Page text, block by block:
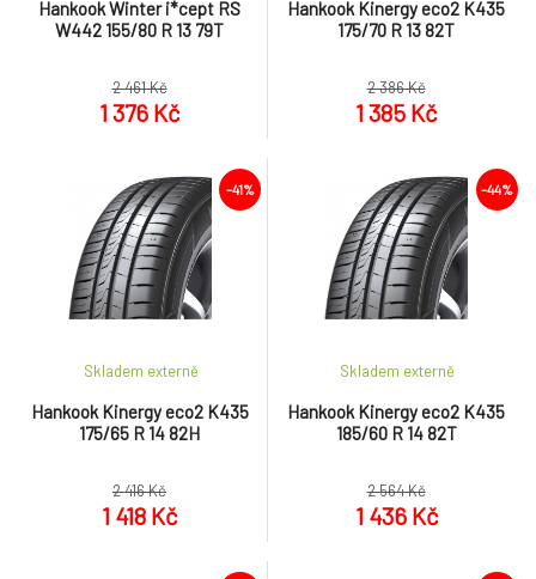
Hankook Winter i*cept RS
W442 155/80 R 13 79T
2 461 Kč
1 376 Kč
Hankook Kinergy eco2 K435
175/70 R 13 82T
2 386 Kč
1 385 Kč
-41%
Hankook Kinergy eco2 K435
175/65 R 14 82H
Skladem externě
2 416 Kč
1 418 Kč
-44%
Hankook Kinergy eco2 K435
185/60 R 14 82T
Skladem externě
2 564 Kč
1 436 Kč